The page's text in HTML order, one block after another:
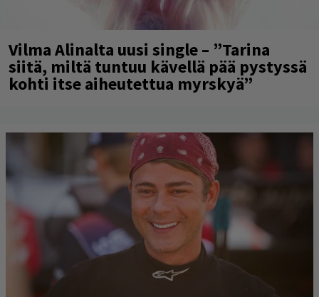
Vilma Alinalta uusi single – ”Tarina
siitä, miltä tuntuu kävellä pää pystyssä
kohti itse aiheutettua myrskyä”